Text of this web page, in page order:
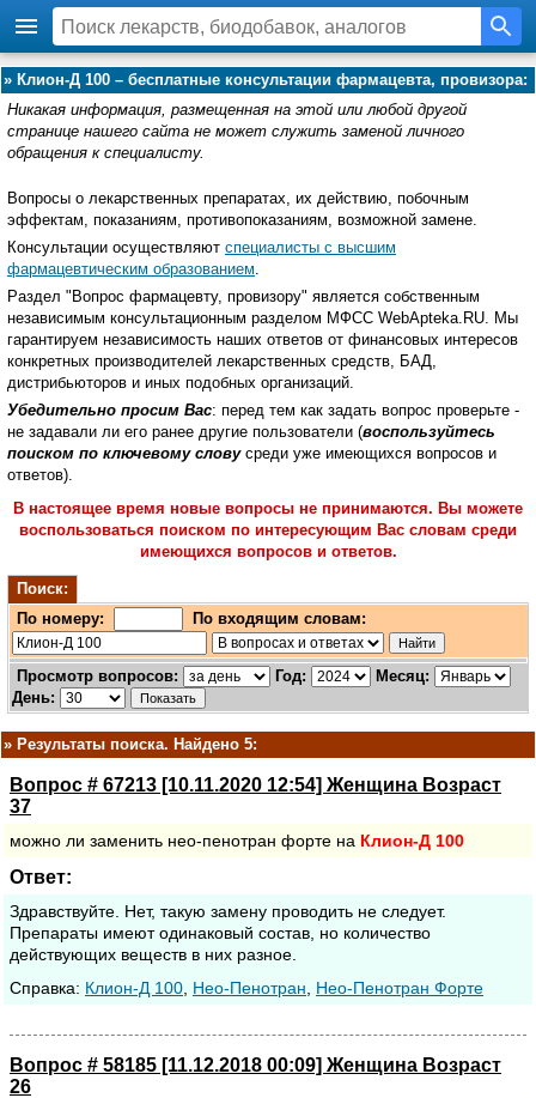
» Клион-Д 100 – бесплатные консультации фармацевта, провизора:
Никакая информация, размещенная на этой или любой другой
странице нашего сайта не может служить заменой личного
обращения к специалисту.
Вопросы о лекарственных препаратах, их действию, побочным
эффектам, показаниям, противопоказаниям, возможной замене.
Консультации осуществляют специалисты с высшим
фармацевтическим образованием.
Раздел "Вопрос фармацевту, провизору" является собственным
независимым консультационным разделом МФСС WebApteka.RU. Мы
гарантируем независимость наших ответов от финансовых интересов
конкретных производителей лекарственных средств, БАД,
дистрибьюторов и иных подобных организаций.
Убедительно просим Вас: перед тем как задать вопрос проверьте -
не задавали ли его ранее другие пользователи (воспользуйтесь
поиском по ключевому словусреди уже имеющихся вопросов и
ответов).
В настоящее время новые вопросы не принимаются. Вы можете
воспользоваться поиском по интересующим Вас словам среди
имеющихся вопросов и ответов.
Поиск:
По номеру:
По входящим словам:
Просмотр вопросов: Год:
Месяц:
День:
» Результаты поиска. Найдено 5:
Вопрос # 67213 [10.11.2020 12:54] Женщина Возраст
37
можно ли заменить нео-пенотран форте на Клион-Д 100
Ответ:
Здравствуйте. Нет, такую замену проводить не следует.
Препараты имеют одинаковый состав, но количество
действующих веществ в них разное.
Cправка: Клион-Д 100 Нео-Пенотран Нео-Пенотран Форте
Вопрос # 58185 [11.12.2018 00:09] Женщина Возраст
26